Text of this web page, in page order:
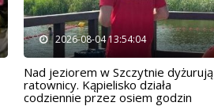
2026-08-04 13:54:04
Nad jeziorem w Szczytnie dyżurują
ratownicy. Kąpielisko działa
codziennie przez osiem godzin